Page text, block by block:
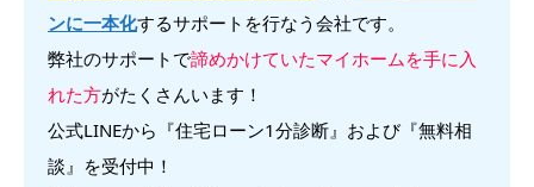
ンに一本化するサポートを行なう会社です。
弊社のサポートで諦めかけていたマイホームを手に入
れた方がたくさんいます！
公式LINEから『住宅ローン1分診断』および『無料相
談』を受付中！